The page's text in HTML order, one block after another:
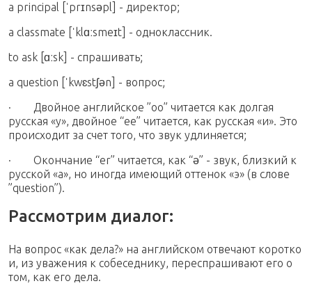
a principal [ˈprɪnsəpl] - директор;
a classmate [ˈklɑːsmeɪt] - одноклассник.
to ask [ɑːsk] - спрашивать;
a question [ˈkwɛstʃən] - вопрос;
· Двойное английское ”oo” читается как долгая
русская «у», двойное “ee” читается, как русская «и». Это
происходит за счет того, что звук удлиняется;
· Окончание “er” читается, как “ə” - звук, близкий к
русской «а», но иногда имеющий оттенок «э» (в слове
”question”).
Рассмотрим диалог:
На вопрос «как дела?» на английском отвечают коротко
и, из уважения к собеседнику, переспрашивают его о
том, как его дела.